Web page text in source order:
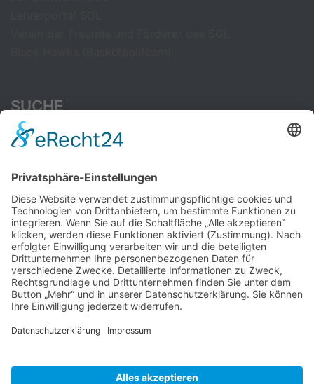
SUCHE
Suchen
nach:
CAMBRIDGE ENGLISH